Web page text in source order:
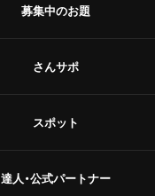
募集中のお題
さんサポ
スポット
達人・公式パートナー